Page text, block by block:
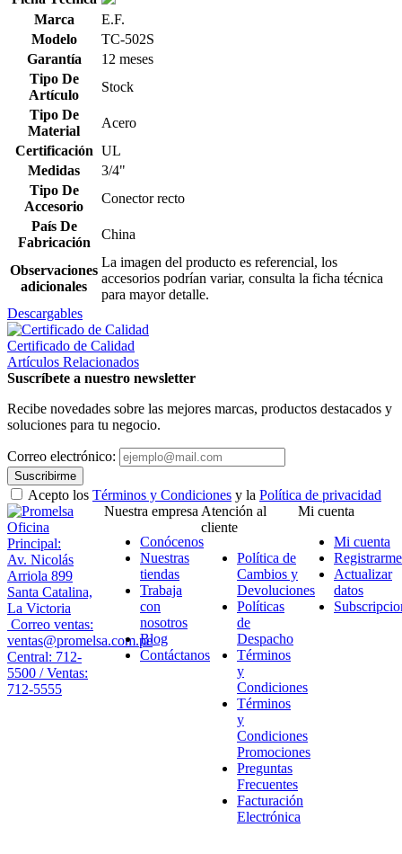
Marca
E.F.
Modelo
TC-502S
Garantía
12 meses
Tipo De
Artículo
Stock
Tipo De
Material
Acero
Certificación UL
Medidas
3/4"
Tipo De
Accesorio
Conector recto
País De
Fabricación
China
Observaciones
adicionales
La imagen del producto es referencial, los
accesorios podrían variar, consulta la ficha técnica
para mayor detalle.
Descargables
Certificado de Calidad
Artículos Relacionados
Suscríbete a nuestro newsletter
Recibe novedades sobre las mejores marcas, productos destacados y
soluciones para tu negocio.
Correo electrónico:
Suscribirme
Acepto los Términos y Condiciones y la Política de privacidad
Oficina
Principal:
Av. Nicolás
Arriola 899
Santa Catalina,
La Victoria
Correo ventas:
ventas@promelsa.com.pe
Central: 712-
5500 / Ventas:
712-5555
Nuestra empresa
Conócenos
Nuestras
tiendas
Trabaja
con
nosotros
Blog
Contáctanos
Atención al
cliente
Política de
Cambios y
Devoluciones
Políticas
de
Despacho
Términos
y
Condiciones
Términos
y
Condiciones
Promociones
Preguntas
Frecuentes
Facturación
Electrónica
Mi cuenta
Mi cuenta
Registrarme
Actualizar
datos